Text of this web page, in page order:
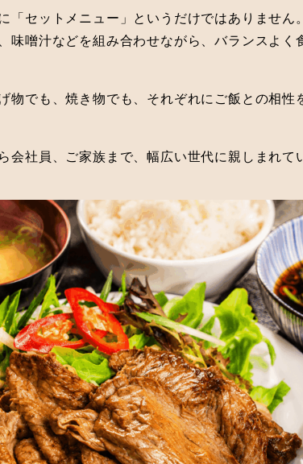
「セットメニュー」というだけではありません。
味噌汁などを組み合わせながら、バランスよく
物でも、焼き物でも、それぞれにご飯との相性
会社員、ご家族まで、幅広い世代に親しまれて